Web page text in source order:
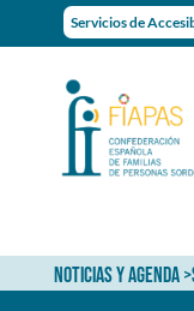
Servicios de
NOTICIAS Y AGENDA>